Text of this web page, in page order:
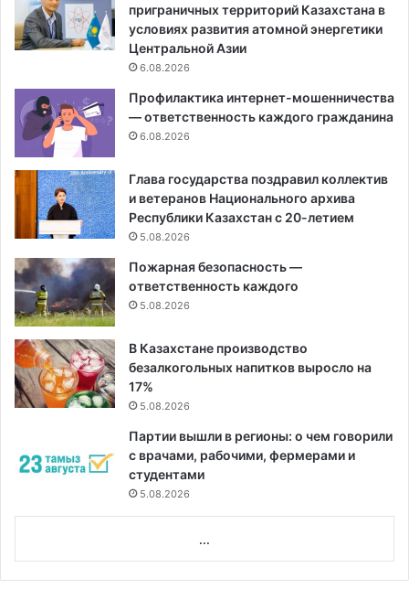
приграничных территорий Казахстана в
условиях развития атомной энергетики
Центральной Азии
6.08.2026
Профилактика интернет-мошенничества
— ответственность каждого гражданина
6.08.2026
Глава государства поздравил коллектив
и ветеранов Национального архива
Республики Казахстан с 20-летием
5.08.2026
Пожарная безопасность —
ответственность каждого
5.08.2026
В Казахстане производство
безалкогольных напитков выросло на
17%
5.08.2026
Партии вышли в регионы: о чем говорили
с врачами, рабочими, фермерами и
студентами
5.08.2026
...